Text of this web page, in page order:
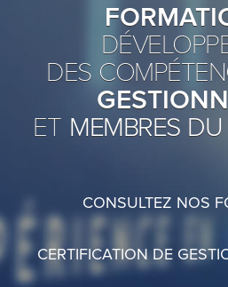
DES
ET MEMBRES
CONSULTEZ NOS
CERTIFICATION DE